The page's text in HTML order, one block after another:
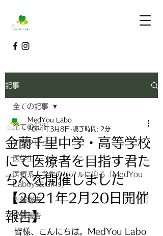
記事
全ての記事
インタビュー
医学生
医療系大学生のリアルに迫る「MedYou
Laboys&Girls」
開催報告
受賞報告
全ての記事
金蘭千里中学・高等学校
にて医療者を目指す君た
ちへを開催しました
【2021年2月20日開催
報告】
MedYou Labo
2021年3月8日 読了時間: 2分
皆様、こんにちは。MedYou Labo